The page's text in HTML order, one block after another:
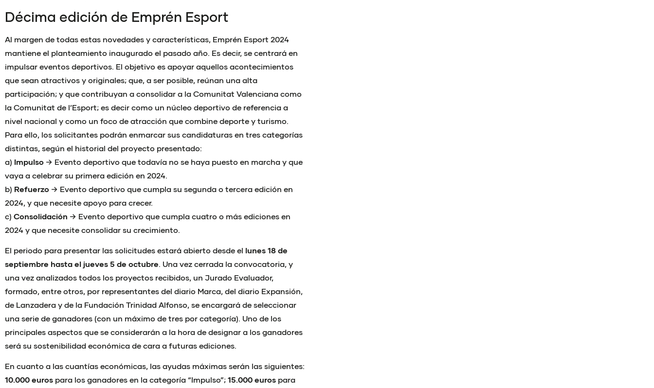
Décima edición de Emprén Esport
Al margen de todas estas novedades y características, Emprén Esport 2024
mantiene el planteamiento inaugurado el pasado año. Es decir, se centrará en
impulsar eventos deportivos. El objetivo es apoyar aquellos acontecimientos
que sean atractivos y originales; que, a ser posible, reúnan una alta
participación; y que contribuyan a consolidar a la Comunitat Valenciana como
la Comunitat de l’Esport; es decir como un núcleo deportivo de referencia a
nivel nacional y como un foco de atracción que combine deporte y turismo.
Para ello, los solicitantes podrán enmarcar sus candidaturas en tres categorías
distintas, según el historial del proyecto presentado:
a) Impulso → Evento deportivo que todavía no se haya puesto en marcha y que
vaya a celebrar su primera edición en 2024.
b) Refuerzo → Evento deportivo que cumpla su segunda o tercera edición en
2024, y que necesite apoyo para crecer.
c) Consolidación → Evento deportivo que cumpla cuatro o más ediciones en
2024 y que necesite consolidar su crecimiento.
El periodo para presentar las solicitudes estará abierto desde el lunes 18 de
septiembre hasta el jueves 5 de octubre. Una vez cerrada la convocatoria, y
una vez analizados todos los proyectos recibidos, un Jurado Evaluador,
formado, entre otros, por representantes del diario Marca, del diario Expansión,
de Lanzadera y de la Fundación Trinidad Alfonso, se encargará de seleccionar
una serie de ganadores (con un máximo de tres por categoría). Uno de los
principales aspectos que se considerarán a la hora de designar a los ganadores
será su sostenibilidad económica de cara a futuras ediciones.
En cuanto a las cuantías económicas, las ayudas máximas serán las siguientes:
10.000 euros para los ganadores en la categoría “Impulso”; 15.000 euros para